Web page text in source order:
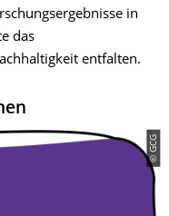
in
das
entfalten.
© GCG